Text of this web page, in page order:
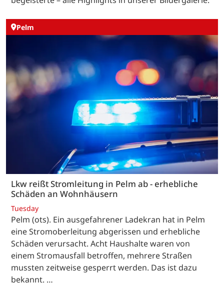
Pelm
Lkw reißt Stromleitung in Pelm ab - erhebliche
Schäden an Wohnhäusern
Tuesday
Pelm (ots). Ein ausgefahrener Ladekran hat in Pelm
eine Stromoberleitung abgerissen und erhebliche
Schäden verursacht. Acht Haushalte waren von
einem Stromausfall betroffen, mehrere Straßen
mussten zeitweise gesperrt werden. Das ist dazu
bekannt. …